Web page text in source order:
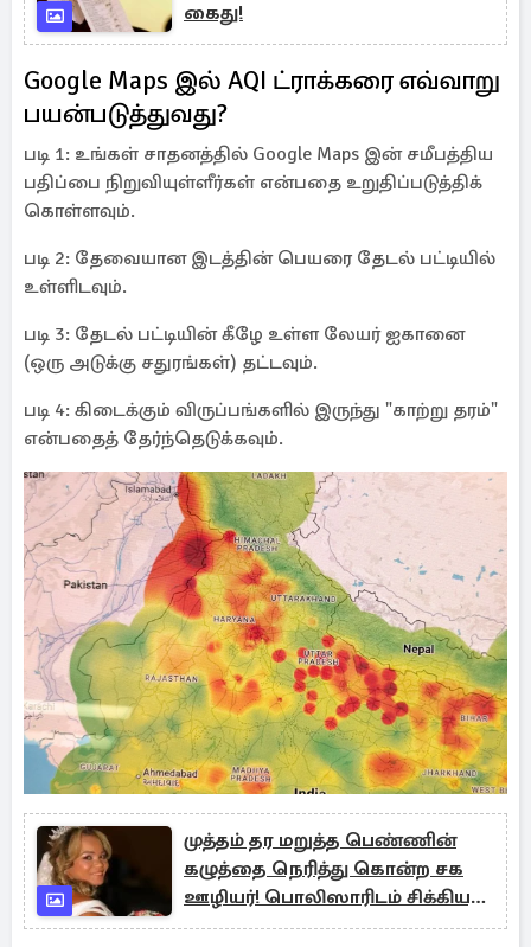
கைது!
Google Maps இல் AQI ட்ராக்கரை எவ்வாறு
பயன்படுத்துவது?
படி 1: உங்கள் சாதனத்தில் Google Maps இன் சமீபத்திய
பதிப்பை நிறுவியுள்ளீர்கள் என்பதை உறுதிப்படுத்திக்
கொள்ளவும்.
படி 2: தேவையான இடத்தின் பெயரை தேடல் பட்டியில்
உள்ளிடவும்.
படி 3: தேடல் பட்டியின் கீழே உள்ள லேயர் ஐகானை
(ஒரு அடுக்கு சதுரங்கள்) தட்டவும்.
படி 4: கிடைக்கும் விருப்பங்களில் இருந்து "காற்று தரம்"
என்பதைத் தேர்ந்தெடுக்கவும்.
முத்தம் தர மறுத்த பெண்ணின்
கழுத்தை நெரித்து கொன்ற சக
ஊழியர்! பொலிஸாரிடம் சிக்கியது
எப்படி?